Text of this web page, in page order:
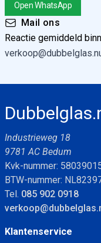
Open WhatsApp
Mail ons
Reactie gemiddeld
Industrieweg 18
9781 AC Bedum
Kvk-nummer:
BTW-nummer:
Tel. 085 902 0918
Klantenservice